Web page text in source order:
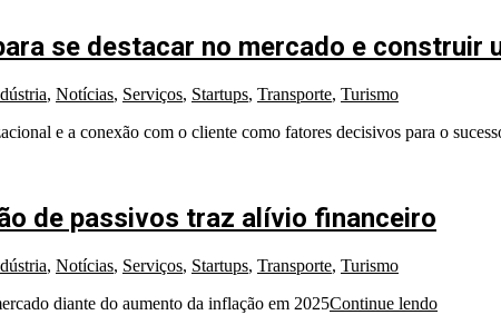
se destacar no mercado e construir
, Notícias, Serviços, Startups, Transporte, Turismo
e a conexão com o cliente como fatores decisivos para o
de passivos traz alívio financeiro
, Notícias, Serviços, Startups, Transporte, Turismo
diante do aumento da inflação em 2025Continue lendo